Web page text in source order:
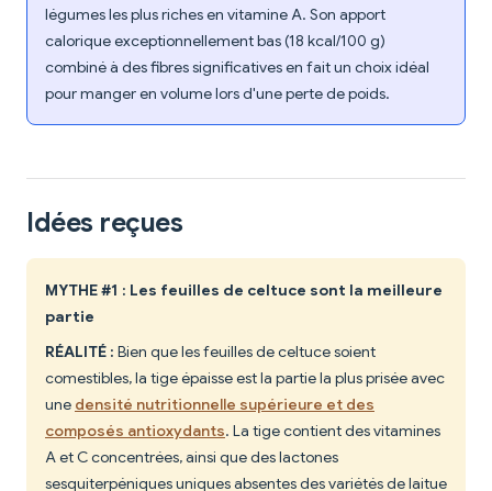
légumes les plus riches en vitamine A. Son apport
calorique exceptionnellement bas (18 kcal/100 g)
combiné à des fibres significatives en fait un choix idéal
pour manger en volume lors d'une perte de poids.
Idées reçues
MYTHE #1 : Les feuilles de celtuce sont la meilleure
partie
RÉALITÉ : Bien que les feuilles de celtuce soient
comestibles, la tige épaisse est la partie la plus prisée avec
une densité nutritionnelle supérieure et des
composés antioxydants. La tige contient des vitamines
A et C concentrées, ainsi que des lactones
sesquiterpéniques uniques absentes des variétés de laitue